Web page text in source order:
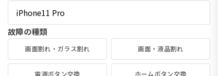
故障の種類
画面割れ・ガラス割れ 画面・液晶割れ
電源ボタン交換 ホームボタン交換